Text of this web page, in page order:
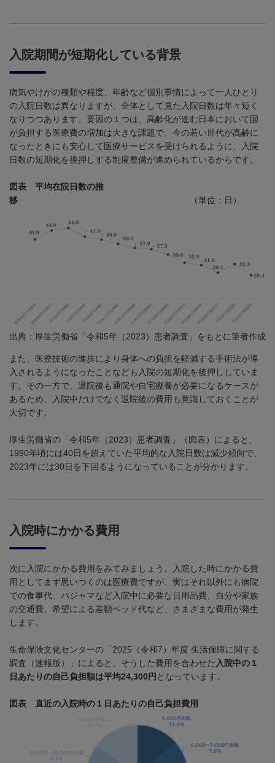
入院期間が短期化している背景
病気やけがの種類や程度、年齢など個別事情によって一人ひとり
の入院日数は異なりますが、全体として見た入院日数は年々短く
なりつつあります。要因の１つは、高齢化が進む日本において国
が負担する医療費の増加は大きな課題で、今の若い世代が高齢に
なったときにも安心して医療サービスを受けられるように、入院
日数の短期化を後押しする制度整備が進められているからです。
図表 平均在院日数の推
移
（単位：日）
出典：厚生労働省「令和5年（2023）患者調査」をもとに筆者作成
また、医療技術の進歩により身体への負担を軽減する手術法が導
入されるようになったことなども入院の短期化を後押ししていま
す。その一方で、退院後も通院や自宅療養が必要になるケースが
あるため、入院中だけでなく退院後の費用も意識しておくことが
大切です。
厚生労働省の「 令和5年（2023）患者調査 」（図表）によると、
1990年頃には40日を超えていた平均的な入院日数は減少傾向で、
2023年には30日を下回るようになっていることが分かります。
入院時にかかる費用
次に入院にかかる費用をみてみましょう。入院した時にかかる費
用としてまず思いつくのは医療費ですが、実はそれ以外にも病院
での食事代、パジャマなど入院中に必要な日用品費、自分や家族
の交通費、希望による差額ベッド代など、さまざまな費用が発生
します。
生命保険文化センターの「 2025 （令和7）年度 生活保障に関する
調査（速報版）」によると、そうした費用を合わせた 入院中の１
日あたりの自己負担額は平均24,300円 となっています。
図表 直近の入院時の１日あたりの自己負担費用